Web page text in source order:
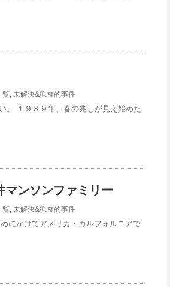
覧, 未解決&猟奇的事件
。 １９８９年、春の兆しが見え始めた
マンソンファミリー
覧, 未解決&猟奇的事件
にかけてアメリカ・カルフォルニアで